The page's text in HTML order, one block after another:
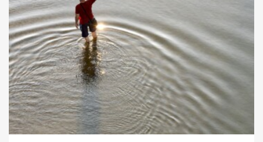
Nagy Feró egy vagyonért
kibérelte a Nemzeti Színházat